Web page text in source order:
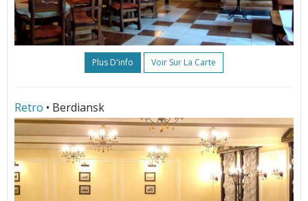
Plus D'info Voir Sur La Carte
Retro • Berdiansk